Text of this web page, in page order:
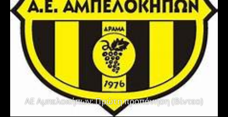
ΑΕ Αμπελοκήπων: Πρώτη προπόνηση (Βίντεο)